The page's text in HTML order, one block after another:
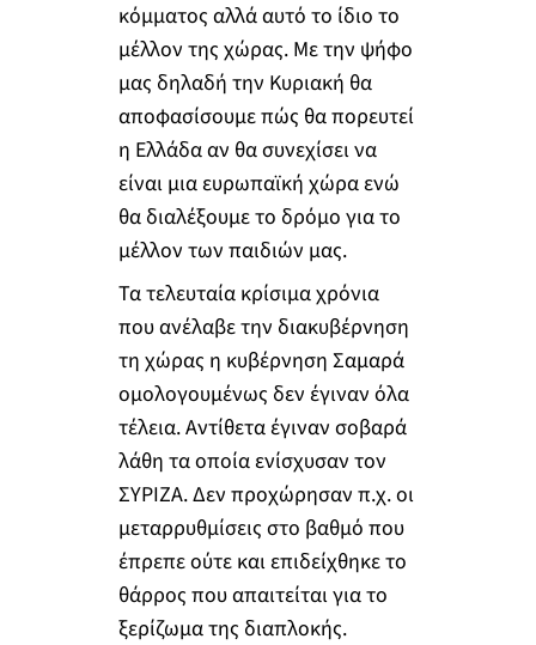
κόμματος αλλά αυτό το ίδιο το
μέλλον της χώρας. Με την ψήφο
μας δηλαδή την Κυριακή θα
αποφασίσουμε πώς θα πορευτεί
η Ελλάδα αν θα συνεχίσει να
είναι μια ευρωπαϊκή χώρα ενώ
θα διαλέξουμε το δρόμο για το
μέλλον των παιδιών μας.
Τα τελευταία κρίσιμα χρόνια
που ανέλαβε την διακυβέρνηση
τη χώρας η κυβέρνηση Σαμαρά
ομολογουμένως δεν έγιναν όλα
τέλεια. Αντίθετα έγιναν σοβαρά
λάθη τα οποία ενίσχυσαν τον
ΣΥΡΙΖΑ. Δεν προχώρησαν π.χ. οι
μεταρρυθμίσεις στο βαθμό που
έπρεπε ούτε και επιδείχθηκε το
θάρρος που απαιτείται για το
ξερίζωμα της διαπλοκής.